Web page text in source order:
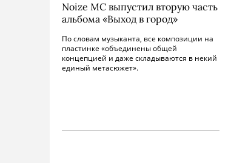
Noize MC выпустил вторую часть
альбома «Выход в город»
По словам музыканта, все композиции на
пластинке «объединены общей
концепцией и даже складываются в некий
единый метасюжет».